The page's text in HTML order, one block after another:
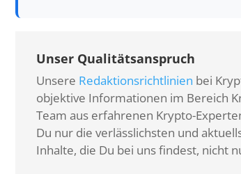
Unser Qualitätsanspruch
Unsere Redaktionsrichtlinien bei
objektive Informationen im Bereich
Team aus erfahrenen Krypto-
Du nur die verlässlichsten und
Inhalte, die Du bei uns findest, nicht